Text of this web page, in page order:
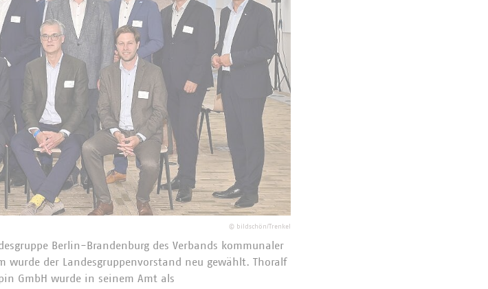
© bildschön/Trenkel
Berlin-Brandenburg des Verbands kommunaler
wurde der Landesgruppenvorstand neu gewählt. Thoralf
GmbH wurde in seinem Amt als